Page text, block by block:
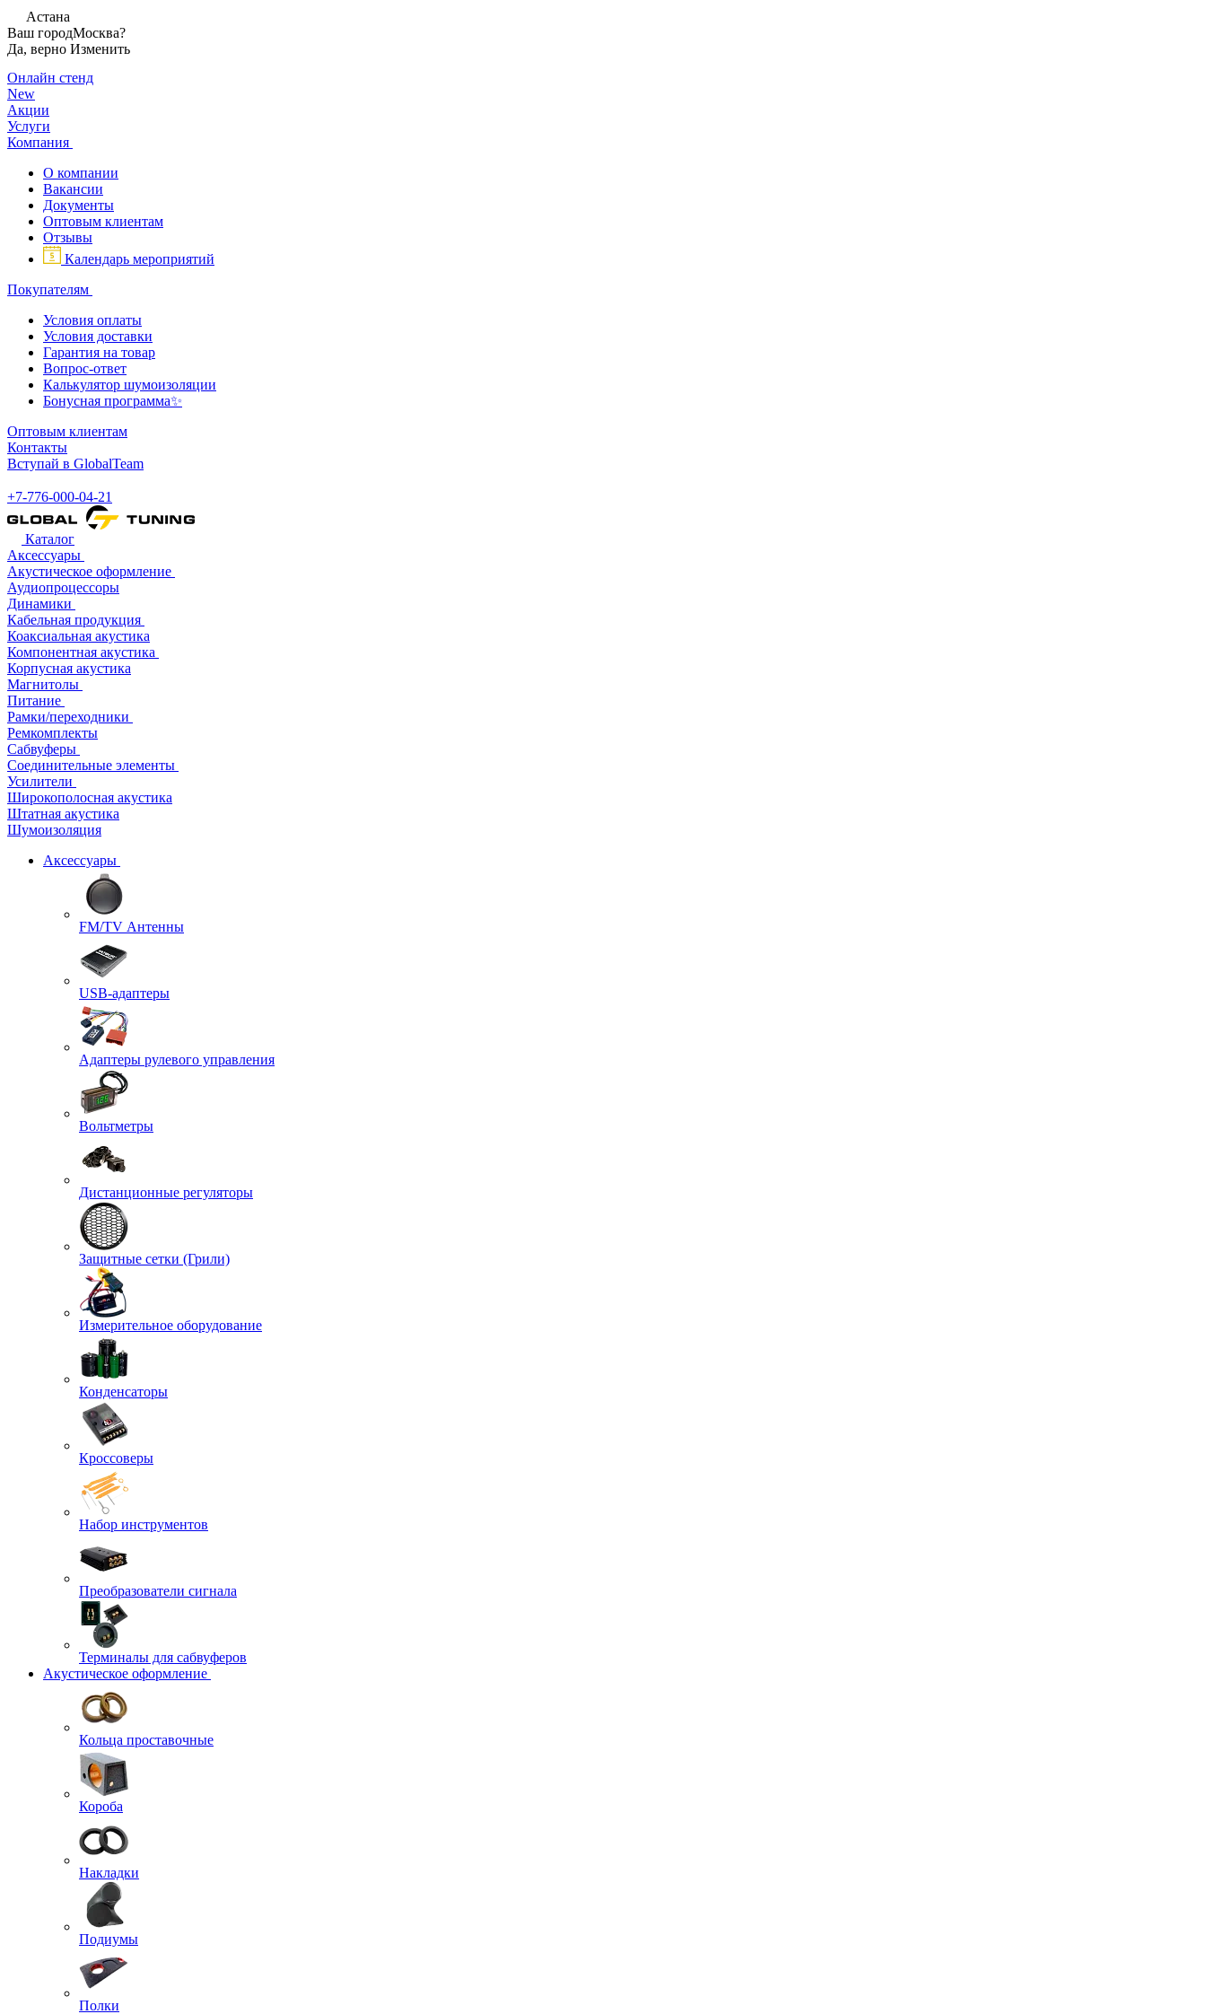
Астана
Ваш городМосква?
Да, верно Изменить
Онлайн стенд
New
Акции
Услуги
Компания
О компании
Вакансии
Документы
Оптовым клиентам
Отзывы
Календарь мероприятий
Покупателям
Условия оплаты
Условия доставки
Гарантия на товар
Вопрос-ответ
Калькулятор шумоизоляции
Бонусная программа✨
Оптовым клиентам
Контакты
Вступай в GlobalTeam
+7-776-000-04-21
Каталог
Аксессуары
Акустическое оформление
Аудиопроцессоры
Динамики
Кабельная продукция
Коаксиальная акустика
Компонентная акустика
Корпусная акустика
Магнитолы
Питание
Рамки/переходники
Ремкомплекты
Сабвуферы
Соединительные элементы
Усилители
Широкополосная акустика
Штатная акустика
Шумоизоляция
Аксессуары
FM/TV Антенны
USB-адаптеры
Адаптеры рулевого управления
Вольтметры
Дистанционные регуляторы
Защитные сетки (Грили)
Измерительное оборудование
Конденсаторы
Кроссоверы
Набор инструментов
Преобразователи сигнала
Терминалы для сабвуферов
Акустическое оформление
Кольца проставочные
Короба
Накладки
Подиумы
Полки